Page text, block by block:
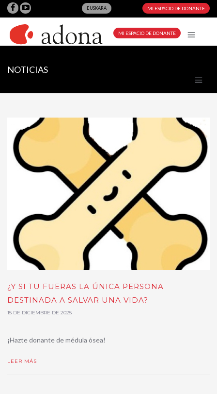
EUSKARA MI ESPACIO DE DONANTE
MI ESPACIO DE DONANTE
NOTICIAS
¿Y SI TU FUERAS LA ÚNICA PERSONA
DESTINADA A SALVAR UNA VIDA?
15 DE DICIEMBRE DE 2025
¡Hazte donante de médula ósea!
LEER MÁS